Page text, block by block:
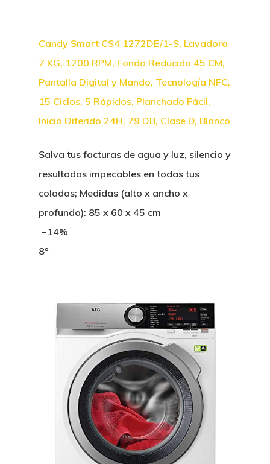
Candy Smart CS4 1272DE/1-S, Lavadora
7 KG, 1200 RPM, Fondo Reducido 45 CM,
Pantalla Digital y Mando, Tecnología NFC,
15 Ciclos, 5 Rápidos, Planchado Fácil,
Inicio Diferido 24H, 79 DB, Clase D, Blanco
Salva tus facturas de agua y luz, silencio y
resultados impecables en todas tus
coladas; Medidas (alto x ancho x
profundo): 85 x 60 x 45 cm
−14%
8º